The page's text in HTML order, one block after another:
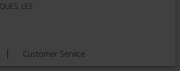
LES
Customer Service